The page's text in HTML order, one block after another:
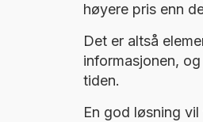
høyere pris enn
Det er altså
informasjonen,
tiden.
En god løsning